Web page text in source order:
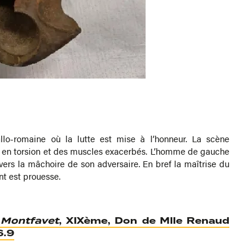
romaine où la lutte est mise à l’honneur. La scène
torsion et des muscles exacerbés. L’homme de gauche
la mâchoire de son adversaire. En bref la maîtrise du
est prouesse.
, XIXème, Don de Mlle Renaud